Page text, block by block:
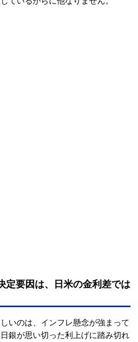
定要因は、日米の金利差では
いのは、インフレ懸念が強まって
銀が思い切った利上げに踏み切れ